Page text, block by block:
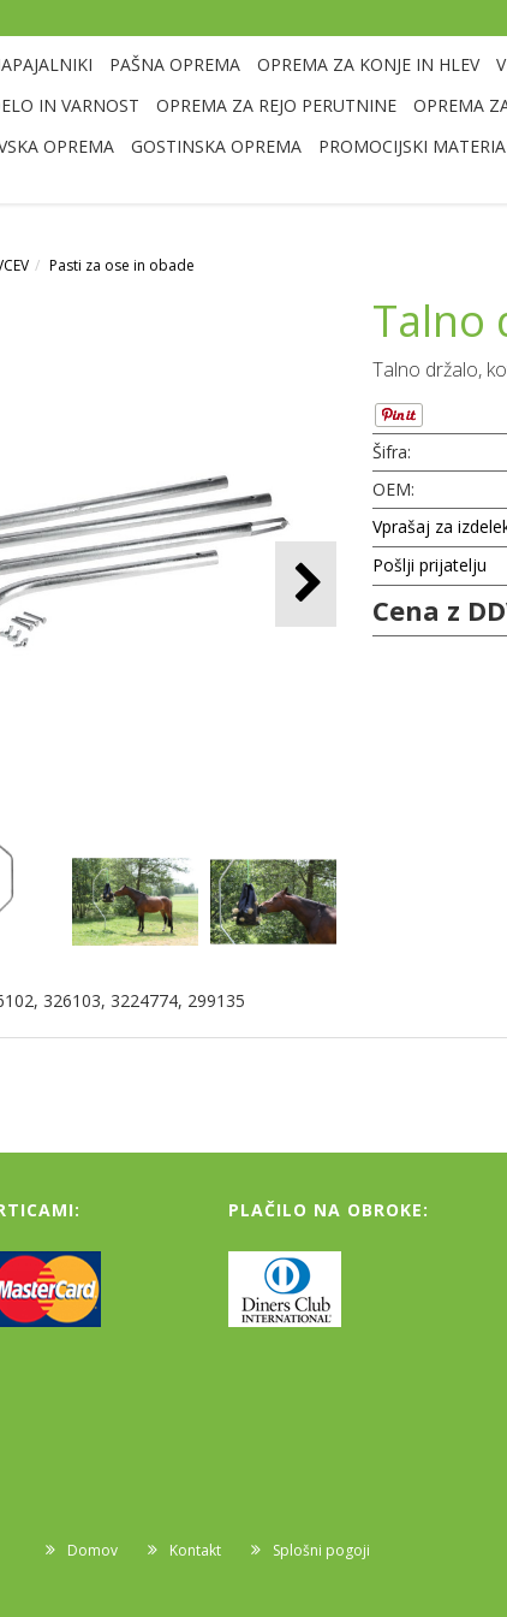
PAŠNA OPREMA OPREMA ZA KONJE IN HLEV
IN VARNOST
OPREMA ZA REJO PERUTNINE OPREMA
OPREMA GOSTINSKA OPREMA PROMOCIJSKI
Pasti za ose in obade
Talno
Talno držalo,
Šifra:
OEM:
Vprašaj za
Pošlji prijatelju
Cena z
326103, 3224774, 299135
PLAČILO NA OBROKE:
Domov Kontakt Splošni pogoji